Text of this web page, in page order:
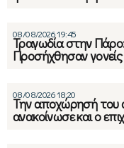
08/08/2026 19:45
Τραγωδία στην Πάρο:
Προσήχθησαν γονείς
08/08/2026 18:20
Την αποχώρησή του
ανακοίνωσε και ο